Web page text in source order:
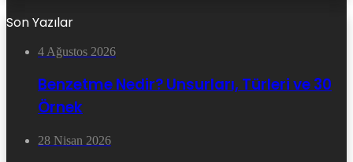
Son Yazılar
4 Ağustos 2026
Benzetme Nedir? Unsurları, Türleri ve 30
Örnek
28 Nisan 2026